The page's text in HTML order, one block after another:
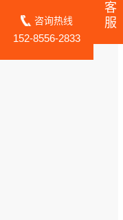
咨询热线
152-8556-2833
客
服